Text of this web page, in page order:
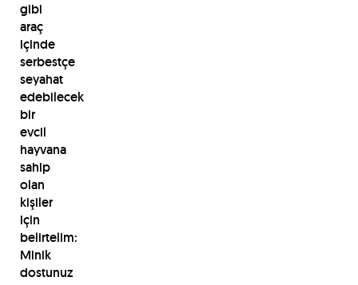
gibi
araç
içinde
serbestçe
seyahat
edebilecek
bir
evcil
hayvana
sahip
olan
kişiler
için
belirtelim:
Minik
dostunuz